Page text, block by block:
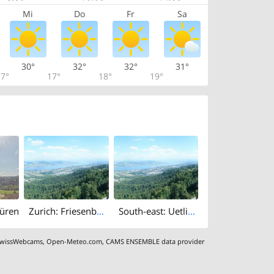
Mi Do Fr Sa
30°
17°
32°
18°
32°
19°
31°
Zurich: Friesenberg: Utokulm South-east: Uetliberg - Lake Zurich
,Open-Meteo.com,CAMS ENSEMBLE data provider